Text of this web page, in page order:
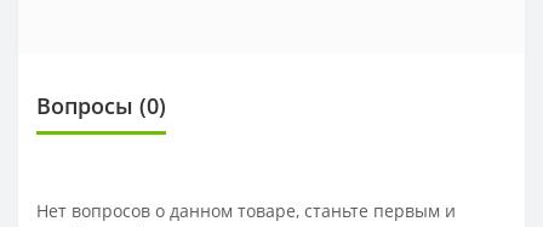
Вопросы (0)
Нет вопросов о данном товаре, станьте первым и